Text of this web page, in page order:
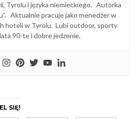
Tyrolu i języka niemieckiego. Autorka
Aktualnie pracuje jako menedżer w
hoteli w Tyrolu. Lubi outdoor, sporty
90-te i dobre jedzenie.
SIĘ!